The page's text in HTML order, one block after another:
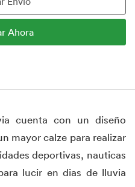
cuenta con un diseño
mayor calze para realizar
deportivas, nauticas
lucir en dias de lluvia